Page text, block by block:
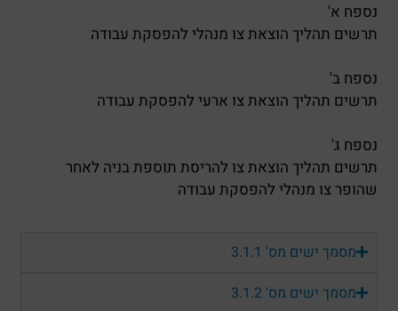
נספח א'
תרשים תהליך הוצאת צו מנהלי להפסקת עבודה
נספח ב'
תרשים תהליך הוצאת צו ארעי להפסקת עבודה
נספח ג'
תרשים תהליך הוצאת צו להריסת תוספת בניה לאחר
שהופר צו מנהלי להפסקת עבודה
מסמך ישים מס' 3.1.1
מסמך ישים מס' 3.1.2